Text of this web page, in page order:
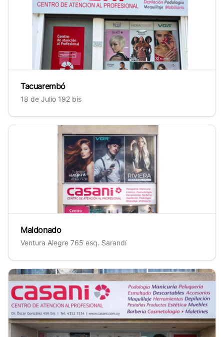
Tacuarembó
18 de Julio 192 bis
Maldonado
Maldonado
Ventura Alegre 765 esq. Sarandí
Florida